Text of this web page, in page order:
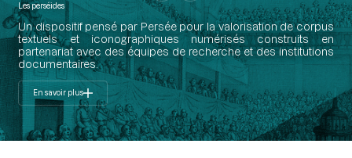
Les perséides
Un dispositif pensé par Persée pour la valorisation de corpus
textuels et iconographiques numérisés construits en
partenariat avec des équipes de recherche et des institutions
documentaires.
En savoir plus